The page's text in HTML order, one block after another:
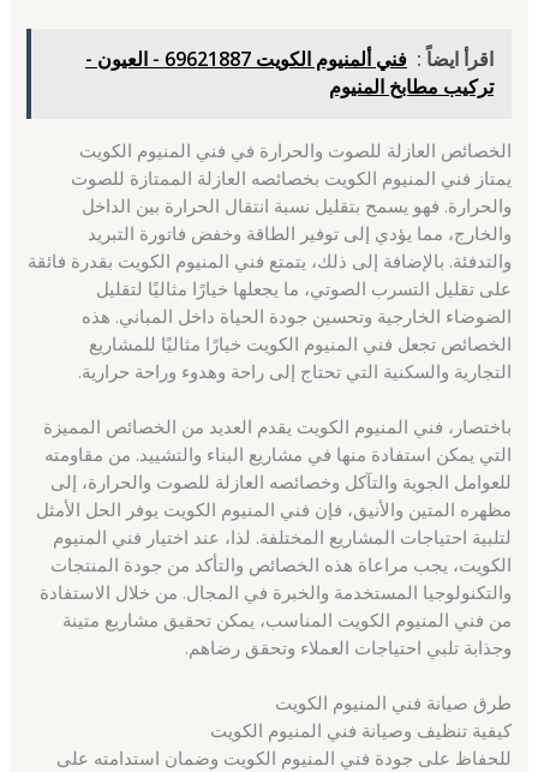
اقرأ ايضاً :
فني ألمنيوم الكويت 69621887 - العيون -
تركيب مطابخ المنيوم
الخصائص العازلة للصوت والحرارة في فني المنيوم الكويت
يمتاز فني المنيوم الكويت بخصائصه العازلة الممتازة للصوت
والحرارة. فهو يسمح بتقليل نسبة انتقال الحرارة بين الداخل
والخارج، مما يؤدي إلى توفير الطاقة وخفض فاتورة التبريد
والتدفئة. بالإضافة إلى ذلك، يتمتع فني المنيوم الكويت بقدرة فائقة
على تقليل التسرب الصوتي، ما يجعلها خيارًا مثاليًا لتقليل
الضوضاء الخارجية وتحسين جودة الحياة داخل المباني. هذه
الخصائص تجعل فني المنيوم الكويت خيارًا مثاليًا للمشاريع
التجارية والسكنية التي تحتاج إلى راحة وهدوء وراحة حرارية.
باختصار، فني المنيوم الكويت يقدم العديد من الخصائص المميزة
التي يمكن استفادة منها في مشاريع البناء والتشييد. من مقاومته
للعوامل الجوية والتآكل وخصائصه العازلة للصوت والحرارة، إلى
مظهره المتين والأنيق، فإن فني المنيوم الكويت يوفر الحل الأمثل
لتلبية احتياجات المشاريع المختلفة. لذا، عند اختيار فني المنيوم
الكويت، يجب مراعاة هذه الخصائص والتأكد من جودة المنتجات
والتكنولوجيا المستخدمة والخبرة في المجال. من خلال الاستفادة
من فني المنيوم الكويت المناسب، يمكن تحقيق مشاريع متينة
وجذابة تلبي احتياجات العملاء وتحقق رضاهم.
طرق صيانة فني المنيوم الكويت
كيفية تنظيف وصيانة فني المنيوم الكويت
للحفاظ على جودة فني المنيوم الكويت وضمان استدامته على